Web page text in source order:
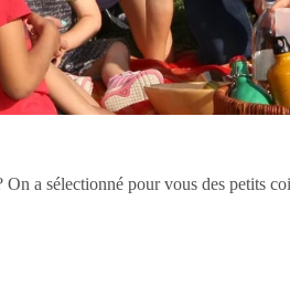
a sélectionné pour vous des petits